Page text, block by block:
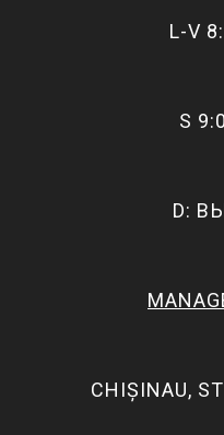
L-V
S
D:
CHIŞINAU,